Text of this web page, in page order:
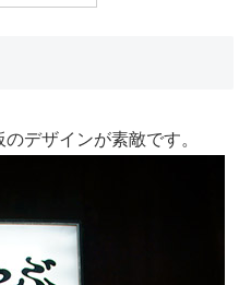
デザインが素敵です。